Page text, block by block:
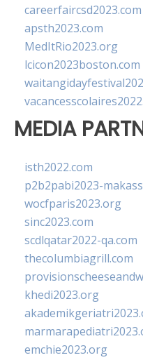
careerfaircsd2023.com
apsth2023.com
MedItRio2023.org
lcicon2023boston.com
MEDIA
isth2022.com
p2b2pabi2023-
wocfparis2023.org
sinc2023.com
scdlqatar2022-qa.com
thecolumbiagrill.com
khedi2023.org
emchie2023.org